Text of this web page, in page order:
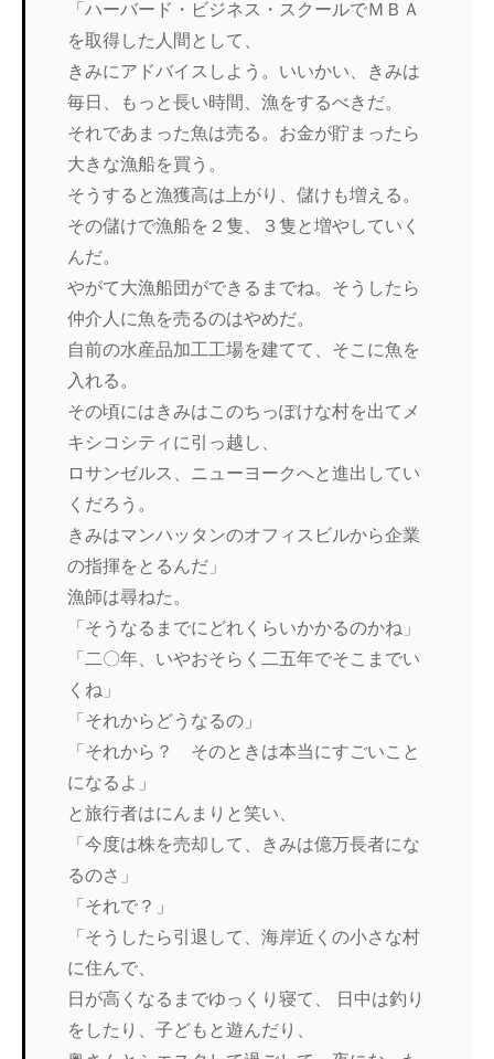
「ハーバード・ビジネス・スクールでＭＢＡ
を取得した人間として、
きみにアドバイスしよう。いいかい、きみは
毎日、もっと長い時間、漁をするべきだ。
それであまった魚は売る。お金が貯まったら
大きな漁船を買う。
そうすると漁獲高は上がり、儲けも増える。
その儲けで漁船を２隻、３隻と増やしていく
んだ。
やがて大漁船団ができるまでね。そうしたら
仲介人に魚を売るのはやめだ。
自前の水産品加工工場を建てて、そこに魚を
入れる。
その頃にはきみはこのちっぽけな村を出てメ
キシコシティに引っ越し、
ロサンゼルス、ニューヨークへと進出してい
くだろう。
きみはマンハッタンのオフィスビルから企業
の指揮をとるんだ」
漁師は尋ねた。
「そうなるまでにどれくらいかかるのかね」
「二〇年、いやおそらく二五年でそこまでい
くね」
「それからどうなるの」
「それから？ そのときは本当にすごいこと
になるよ」
と旅行者はにんまりと笑い、
「今度は株を売却して、きみは億万長者にな
るのさ」
「それで？」
「そうしたら引退して、海岸近くの小さな村
に住んで、
日が高くなるまでゆっくり寝て、 日中は釣り
をしたり、子どもと遊んだり、